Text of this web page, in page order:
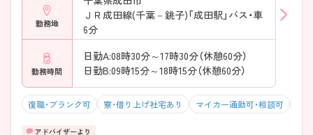
勤務地
ＪＲ成田線(千葉－銚子)「成田駅」バス・車
6分
勤務時間
日勤A:08時30分～17時30分（休憩60分）
日勤B:09時15分～18時15分（休憩60分）
復職・ブランク可 寮・借り上げ社宅あり マイカー通勤可・相談可